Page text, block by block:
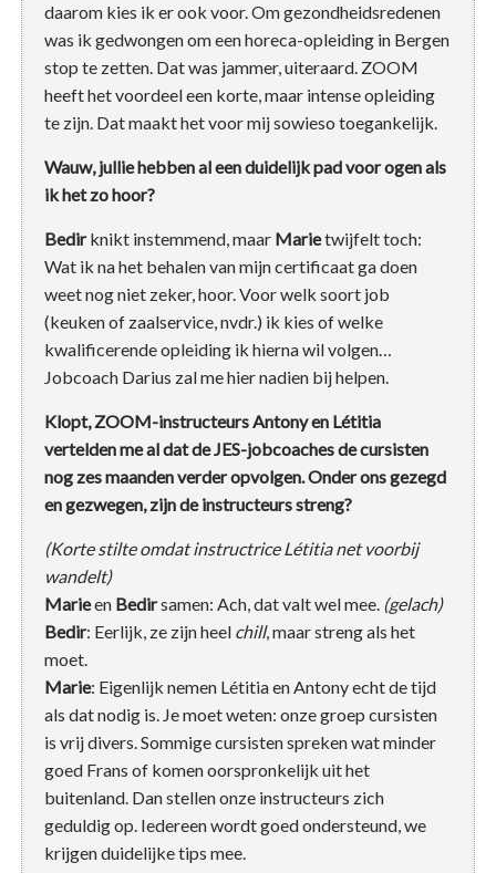
daarom kies ik er ook voor. Om gezondheidsredenen
was ik gedwongen om een horeca-opleiding in Bergen
stop te zetten. Dat was jammer, uiteraard. ZOOM
heeft het voordeel een korte, maar intense opleiding
te zijn. Dat maakt het voor mij sowieso toegankelijk.
Wauw, jullie hebben al een duidelijk pad voor ogen als
ik het zo hoor?
Bedirknikt instemmend, maar Marietwijfelt toch:
Wat ik na het behalen van mijn certificaat ga doen
weet nog niet zeker, hoor. Voor welk soort job
(keuken of zaalservice, nvdr.) ik kies of welke
kwalificerende opleiding ik hierna wil volgen…
Jobcoach Darius zal me hier nadien bij helpen.
Klopt, ZOOM-instructeurs Antony en Létitia
vertelden me al dat de JES-jobcoaches de cursisten
nog zes maanden verder opvolgen. Onder ons gezegd
en gezwegen, zijn de instructeurs streng?
(Korte stilte omdat instructrice Létitia net voorbij
wandelt)
Marieen Bedirsamen: Ach, dat valt wel mee. (gelach)
Bedir: Eerlijk, ze zijn heel chill, maar streng als het
moet.
Marie: Eigenlijk nemen Létitia en Antony echt de tijd
als dat nodig is. Je moet weten: onze groep cursisten
is vrij divers. Sommige cursisten spreken wat minder
goed Frans of komen oorspronkelijk uit het
buitenland. Dan stellen onze instructeurs zich
geduldig op. Iedereen wordt goed ondersteund, we
krijgen duidelijke tips mee.